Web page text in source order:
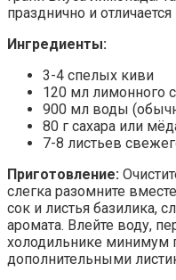
празднично и
Ингредиенты:
3-4 спелых киви
120 мл лимонного
900 мл воды
80 г сахара или
7-8 листьев
Приготовление:
слегка разомните
сок и листья базилика,
аромата. Влейте воду,
холодильнике минимум
дополнительными